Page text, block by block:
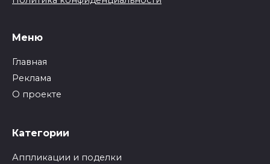
Меню
Главная
Реклама
О проекте
Категории
Аппликации и поделки